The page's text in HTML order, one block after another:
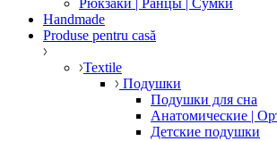
Рюкзаки | Ранцы | Сумки
Handmade
Produse pentru casă
Textile
Подушки
Подушки для сна
Анатомические |
Детские подушки